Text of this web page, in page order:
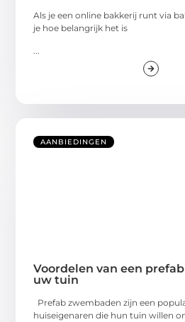
Als je een online bakkerij runt via
je hoe belangrijk het is
...
AANBIEDINGEN
Voordelen van een
uw tuin
Prefab zwembaden zijn een
huiseigenaren die hun tuin willen